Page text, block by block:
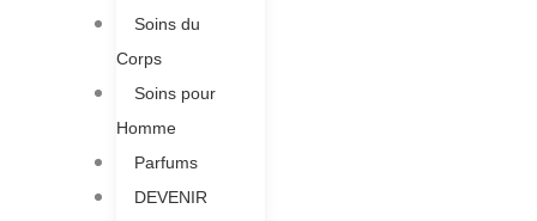
Soins du
Corps
Soins pour
Homme
Parfums
DEVENIR